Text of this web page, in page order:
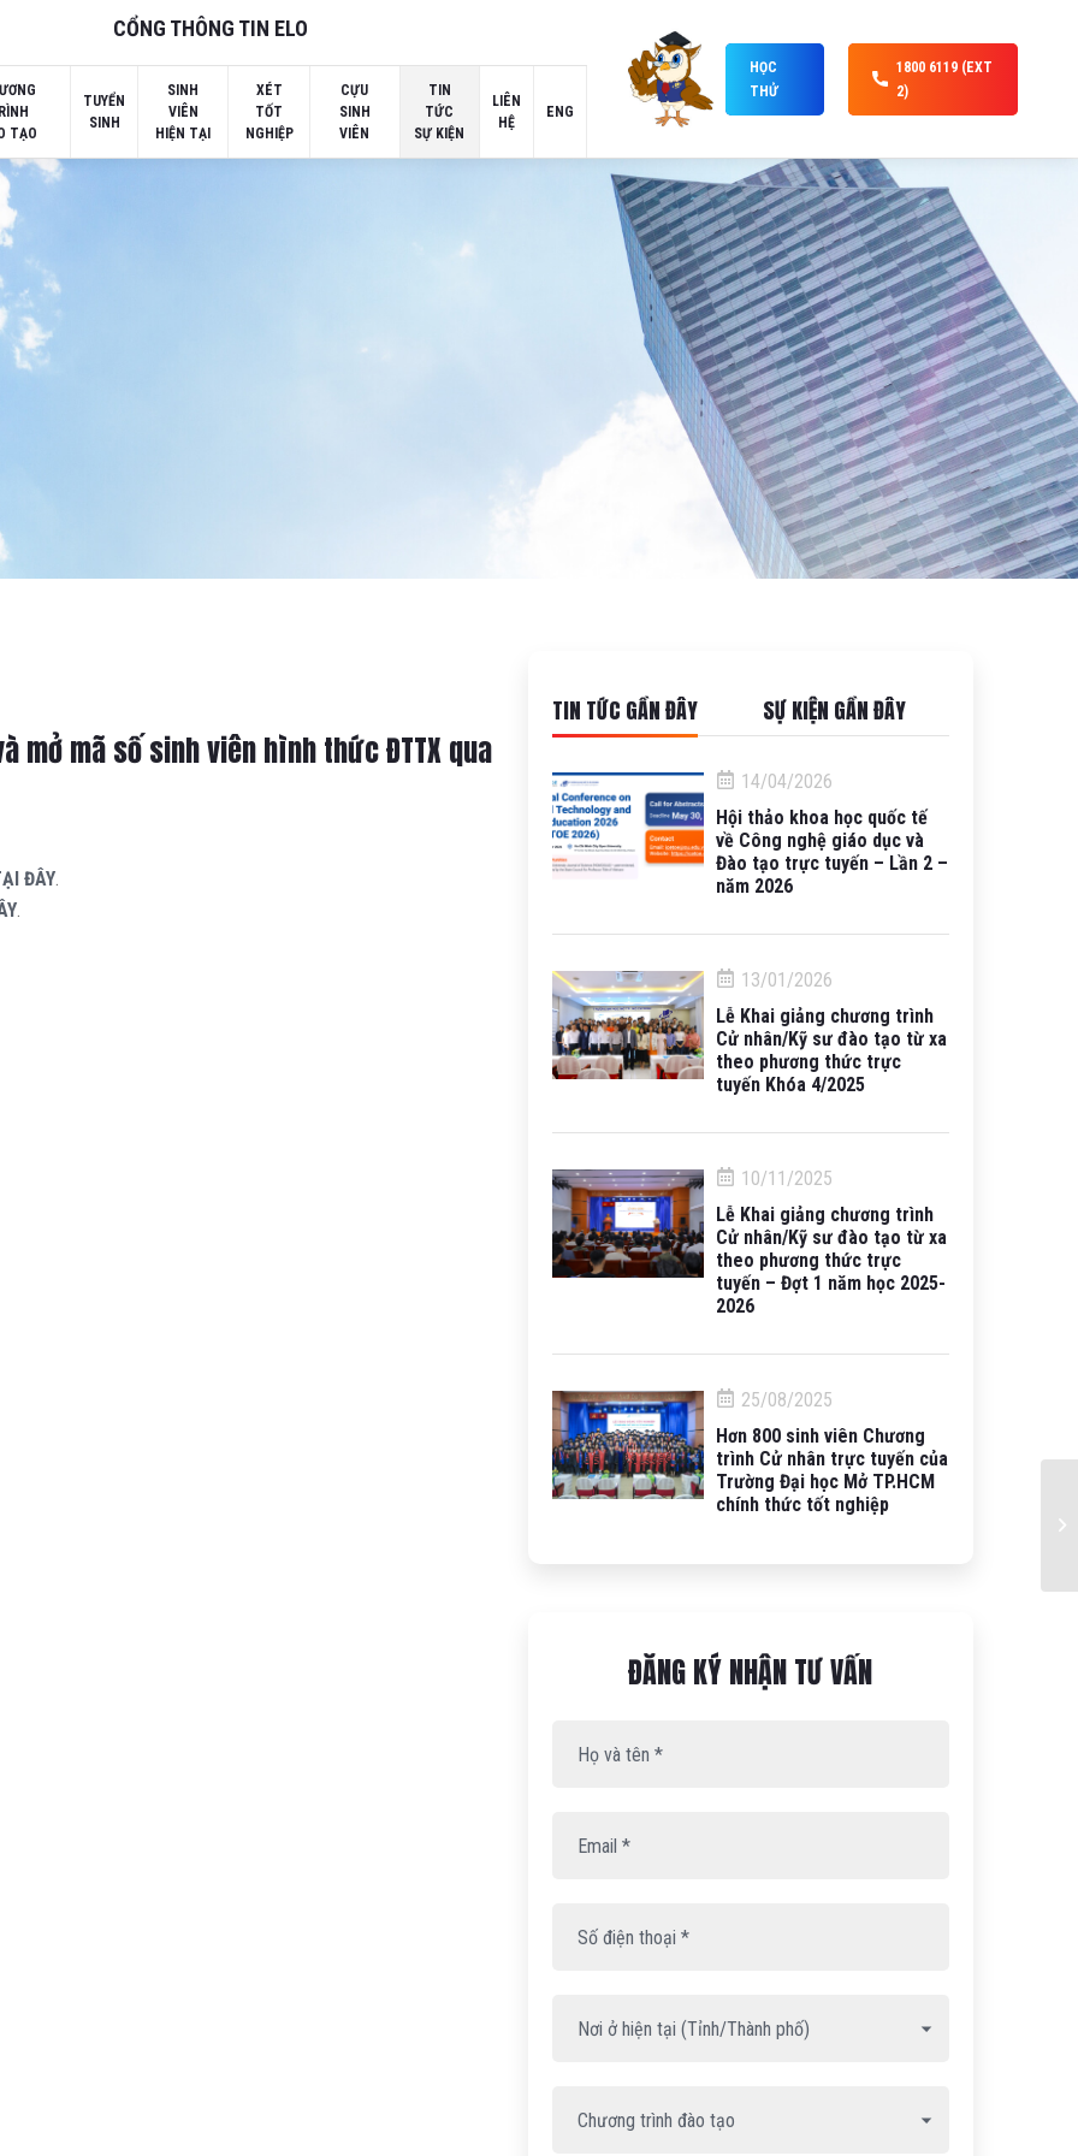
TẠO
TUYỂN
SINH
SINH
VIÊN
HIỆN TẠI
XÉT
TỐT
NGHIỆP
CỰU
SINH
VIÊN
TIN
TỨC
SỰ KIỆN
LIÊN
HỆ
ENG
CỔNG THÔNG TIN ELO
HỌC
THỬ
1800 6119 (EXT
2)
mở mã số sinh viên hình thức ĐTTX qua
ĐÂY.
.
TIN TỨC GẦN ĐÂY SỰ KIỆN GẦN ĐÂY
14/04/2026
Hội thảo khoa học quốc tế
về Công nghệ giáo dục và
Đào tạo trực tuyến – Lần 2 –
năm 2026
13/01/2026
Lễ Khai giảng chương trình
Cử nhân/Kỹ sư đào tạo từ xa
theo phương thức trực
tuyến Khóa 4/2025
10/11/2025
Lễ Khai giảng chương trình
Cử nhân/Kỹ sư đào tạo từ xa
theo phương thức trực
tuyến – Đợt 1 năm học 2025-
2026
25/08/2025
Hơn 800 sinh viên Chương
trình Cử nhân trực tuyến của
Trường Đại học Mở TP.HCM
chính thức tốt nghiệp
ĐĂNG KÝ NHẬN TƯ VẤN
WIDGET